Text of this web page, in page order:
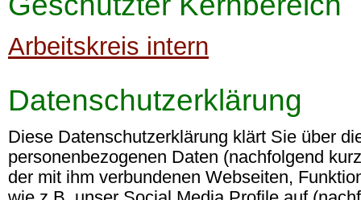
Arbeitskreis intern
Datenschutzerklärung
Diese Datenschutzerklärung klärt Sie über
personenbezogenen Daten (nachfolgend
der mit ihm verbundenen Webseiten,